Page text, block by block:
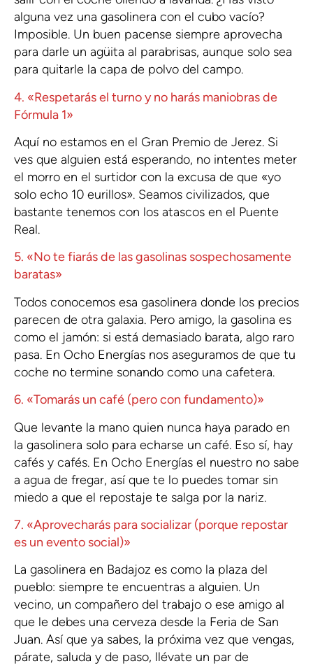
alguna vez una gasolinera con el cubo vacío?
Imposible. Un buen pacense siempre aprovecha
para darle un agüita al parabrisas, aunque solo sea
para quitarle la capa de polvo del campo.
4. «Respetarás el turno y no harás maniobras de
Fórmula 1»
Aquí no estamos en el Gran Premio de Jerez. Si
ves que alguien está esperando, no intentes meter
el morro en el surtidor con la excusa de que «yo
solo echo 10 eurillos». Seamos civilizados, que
bastante tenemos con los atascos en el Puente
Real.
5. «No te fiarás de las gasolinas sospechosamente
baratas»
Todos conocemos esa gasolinera donde los precios
parecen de otra galaxia. Pero amigo, la gasolina es
como el jamón: si está demasiado barata, algo raro
pasa. En Ocho Energías nos aseguramos de que tu
coche no termine sonando como una cafetera.
6. «Tomarás un café (pero con fundamento)»
Que levante la mano quien nunca haya parado en
la gasolinera solo para echarse un café. Eso sí, hay
cafés y cafés. En Ocho Energías el nuestro no sabe
a agua de fregar, así que te lo puedes tomar sin
miedo a que el repostaje te salga por la nariz.
7. «Aprovecharás para socializar (porque repostar
es un evento social)»
La gasolinera en Badajoz es como la plaza del
pueblo: siempre te encuentras a alguien. Un
vecino, un compañero del trabajo o ese amigo al
que le debes una cerveza desde la Feria de San
Juan. Así que ya sabes, la próxima vez que vengas,
párate, saluda y de paso, llévate un par de